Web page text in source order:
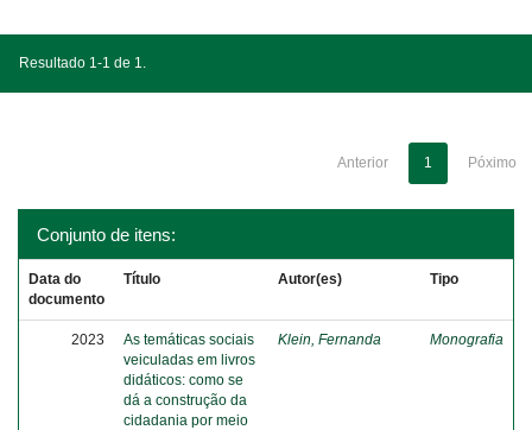
Resultado 1-1 de 1.
Anterior 1 Póximo
Conjunto de itens:
Data do
documento
Título Autor(es) Tipo
2023
As temáticas sociais
veiculadas em livros
didáticos: como se
dá a construção da
cidadania por meio
Klein, Fernanda Monografia